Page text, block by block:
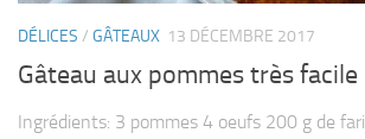
DÉLICES / GÂTEAUX 13 DÉCEMBRE 2017
Gâteau aux pommes très facile
Ingrédients: 3 pommes 4 oeufs 200 g de